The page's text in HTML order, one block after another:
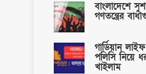
বাংলাদেশে
গণতন্ত্রের
গার্ডিয়ান
পলিসি নিয়ে
খাইলাম